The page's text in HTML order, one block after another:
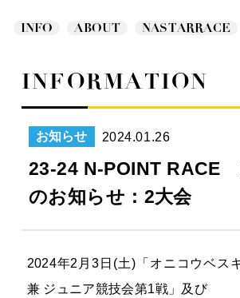
INFO ABOUT NASTARRACE
INFORMATION
お知らせ 2024.01.26
23-24 N-POINT RACE
のお知らせ：2大会
2024年2月3日(土)「オニコウベス
兼 ジュニア競技会第1戦」及び